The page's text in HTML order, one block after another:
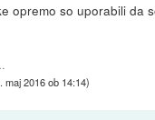
opremo so uporabili da
maj 2016 ob 14:14)